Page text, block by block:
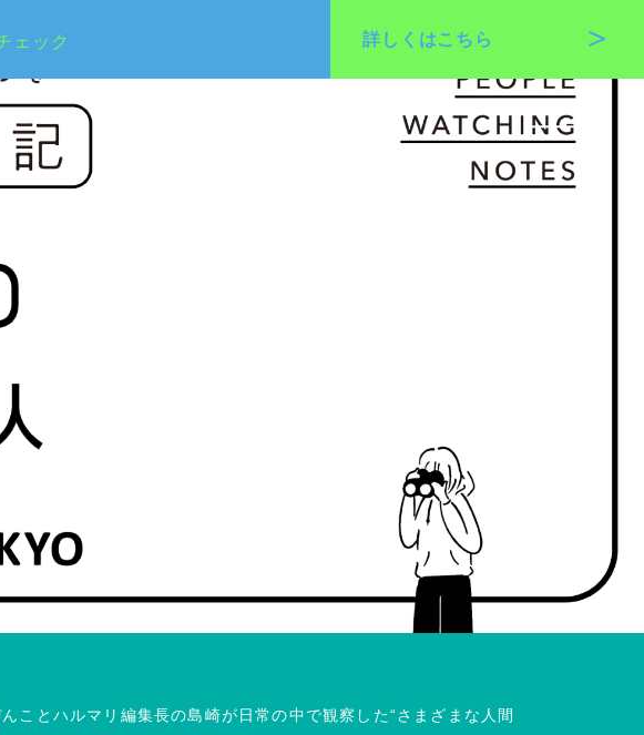
ェック 詳しくはこちら
ことハルマリ編集長の島崎が日常の中で観察した“さまざまな人間